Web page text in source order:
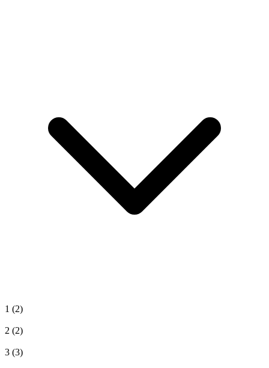
1 (2)
2 (2)
3 (3)